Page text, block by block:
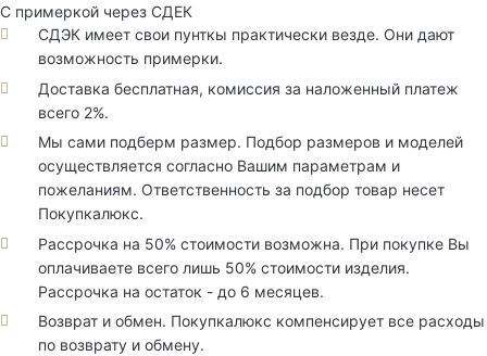
С примеркой через СДЕК
СДЭК имеет свои пунткы практически везде. Они дают
возможность примерки.
Доставка бесплатная, комиссия за наложенный платеж
всего 2%.
Мы сами подберм размер. Подбор размеров и моделей
осуществляется согласно Вашим параметрам и
пожеланиям. Ответственность за подбор товар несет
Покупкалюкс.
Рассрочка на 50% стоимости возможна. При покупке Вы
оплачиваете всего лишь 50% стоимости изделия.
Рассрочка на остаток - до 6 месяцев.
Возврат и обмен. Покупкалюкс компенсирует все расходы
по возврату и обмену.